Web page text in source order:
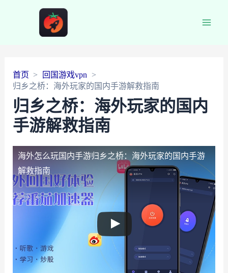
首页
回国游戏vpn
归乡之桥：海外玩家的国内手游解救指南
归乡之桥：海外玩家的国内
手游解救指南
海外怎么玩国内手游归乡之桥：海外玩家的国内手游
解救指南